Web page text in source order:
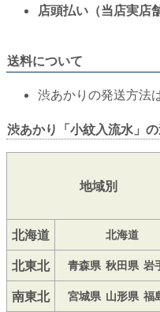
店頭払い（当店実店
送料について
渋あかりの発送方法
渋あかり「小紋入流水」
地域別
北海道
北海道
北東北
青森県 秋田県 岩
南東北
宮城県 山形県 福